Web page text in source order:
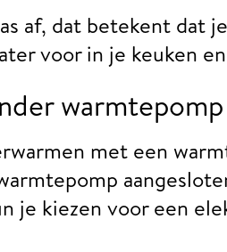
af, dat betekent dat
voor in je keuken
warmtepomp
met een
je kiezen voor een